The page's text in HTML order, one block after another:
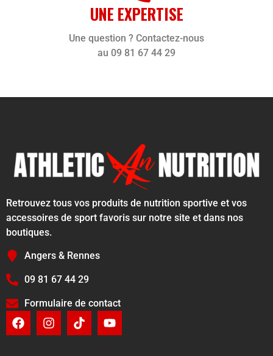
UNE EXPERTISE
Une question ? Contactez-nous
au 09 81 67 44 29
Retrouvez tous vos produits de nutrition sportive et vos
accessoires de sport favoris sur notre site et dans nos
boutiques.
Angers & Rennes
09 81 67 44 29
Formulaire de contact